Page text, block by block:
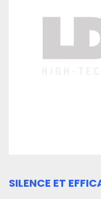
SILENCE ET